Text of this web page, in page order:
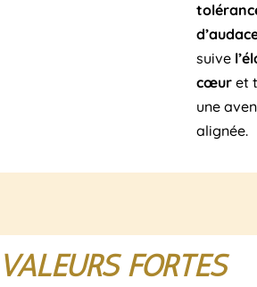
suive
cœur et
une
alignée.
FORTES